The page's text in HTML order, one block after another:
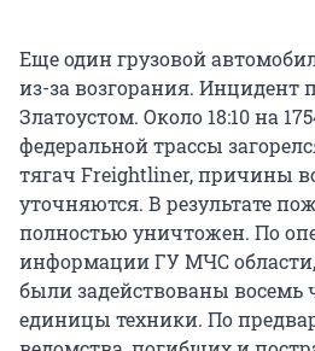
Еще один грузовой
из-за возгорания. Инцидент
Златоустом. Около 18:10 на
федеральной трассы
тягач Freightliner, причины
уточняются. В результате
полностью уничтожен. По
информации ГУ МЧС
были задействованы восемь
единицы техники. По